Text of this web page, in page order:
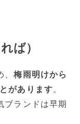
ば）
、梅雨明けから
があります。
ブランドは早期